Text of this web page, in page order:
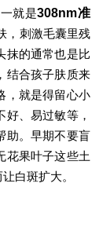
就是308nm准
，刺激毛囊里残
抹的通常也是比
结合孩子肤质来
，就是得留心小
、易过敏等，
助。早期不要盲
花果叶子这些土
白斑扩大。